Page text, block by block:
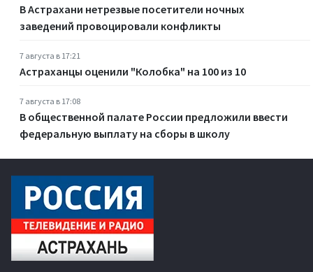
В Астрахани нетрезвые посетители ночных
заведений провоцировали конфликты
7 августа в 17:21
Астраханцы оценили "Колобка" на 100 из 10
7 августа в 17:08
В общественной палате России предложили ввести
федеральную выплату на сборы в школу